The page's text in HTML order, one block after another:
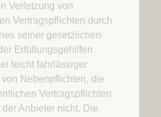
Verletzung von
Vertragspflichten durch
seiner gesetzlichen
Erfüllungsgehilfen
leicht fahrlässiger
Nebenpflichten, die
Vertragspflichten
der Anbieter nicht. Die